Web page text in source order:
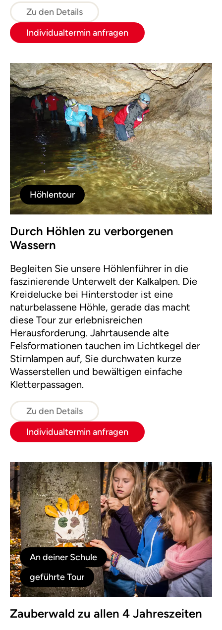
Zu den Details
Individualtermin anfragen
Höhlentour
Durch Höhlen zu verborgenen
Wassern
Begleiten Sie unsere Höhlenführer in die
faszinierende Unterwelt der Kalkalpen. Die
Kreidelucke bei Hinterstoder ist eine
naturbelassene Höhle, gerade das macht
diese Tour zur erlebnisreichen
Herausforderung. Jahrtausende alte
Felsformationen tauchen im Lichtkegel der
Stirnlampen auf, Sie durchwaten kurze
Wasserstellen und bewältigen einfache
Kletterpassagen.
Zu den Details
Individualtermin anfragen
An deiner Schule
geführte Tour
Zauberwald zu allen 4 Jahreszeiten